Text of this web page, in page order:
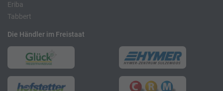
Eriba
Tabbert
Die Händler im Freistaat